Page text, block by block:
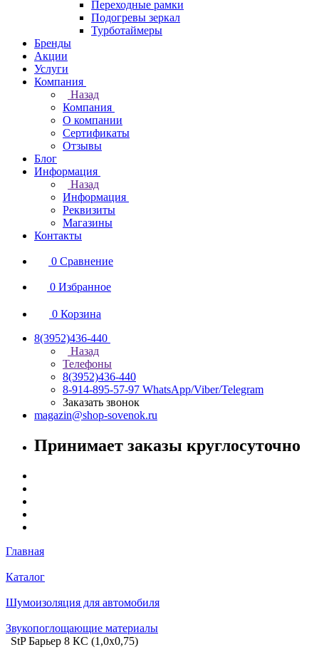
Переходные рамки
Подогревы зеркал
Турботаймеры
Бренды
Акции
Услуги
Компания
Назад
Компания
О компании
Сертификаты
Отзывы
Блог
Информация
Назад
Информация
Реквизиты
Магазины
Контакты
0 Сравнение
0 Избранное
0 Корзина
8(3952)436-440
Назад
Телефоны
8(3952)436-440
8-914-895-57-97 WhatsApp/Viber/Telegram
Заказать звонок
magazin@shop-sovenok.ru
Принимает заказы круглосуточно
Главная
Каталог
Шумоизоляция для автомобиля
Звукопоглощающие материалы
StP Барьер 8 КС (1,0х0,75)